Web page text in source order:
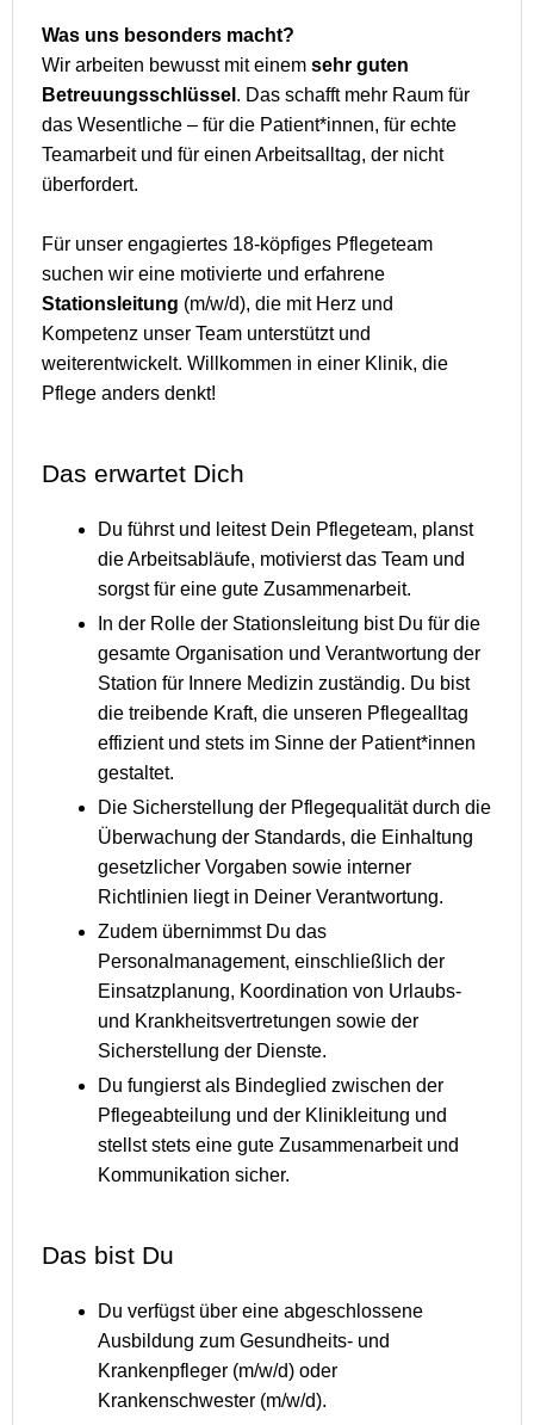
Was uns besonders macht?
Wir arbeiten bewusst mit einem sehr guten
Betreuungsschlüssel . Das schafft mehr Raum für
das Wesentliche – für die Patient*innen, für echte
Teamarbeit und für einen Arbeitsalltag, der nicht
überfordert.
Für unser engagiertes 18-köpfiges Pflegeteam
suchen wir eine motivierte und erfahrene
Stationsleitung (m/w/d), die mit Herz und
Kompetenz unser Team unterstützt und
weiterentwickelt. Willkommen in einer Klinik, die
Pflege anders denkt!
Das erwartet Dich
Du führst und leitest Dein Pflegeteam, planst
die Arbeitsabläufe, motivierst das Team und
sorgst für eine gute Zusammenarbeit.
In der Rolle der Stationsleitung bist Du für die
gesamte Organisation und Verantwortung der
Station für Innere Medizin zuständig. Du bist
die treibende Kraft, die unseren Pflegealltag
effizient und stets im Sinne der Patient*innen
gestaltet.
Die Sicherstellung der Pflegequalität durch die
Überwachung der Standards, die Einhaltung
gesetzlicher Vorgaben sowie interner
Richtlinien liegt in Deiner Verantwortung.
Zudem übernimmst Du das
Personalmanagement, einschließlich der
Einsatzplanung, Koordination von Urlaubs-
und Krankheitsvertretungen sowie der
Sicherstellung der Dienste.
Du fungierst als Bindeglied zwischen der
Pflegeabteilung und der Klinikleitung und
stellst stets eine gute Zusammenarbeit und
Kommunikation sicher.
Das bist Du
Du verfügst über eine abgeschlossene
Ausbildung zum Gesundheits- und
Krankenpfleger (m/w/d) oder
Krankenschwester (m/w/d).